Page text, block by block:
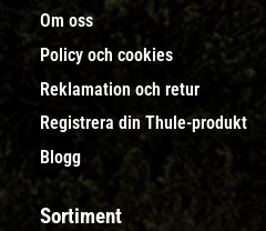
Om oss
Policy och cookies
Reklamation och retur
Registrera din Thule-produkt
Blogg
Sortiment